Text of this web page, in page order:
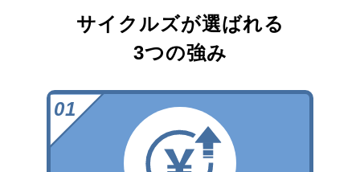
サイクルズが選ばれる
3つの強み